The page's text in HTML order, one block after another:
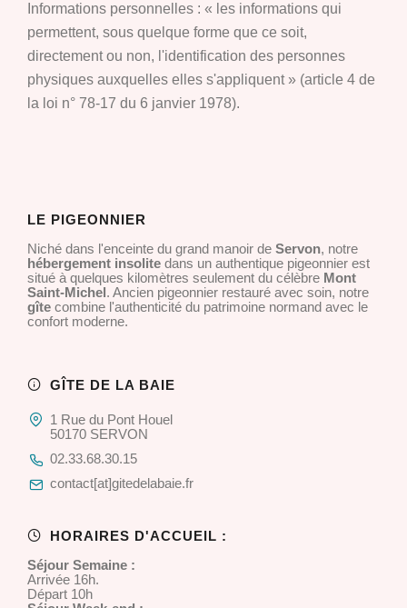
Informations personnelles : « les informations qui
permettent, sous quelque forme que ce soit,
directement ou non, l'identification des personnes
physiques auxquelles elles s'appliquent » (article 4 de
la loi n° 78-17 du 6 janvier 1978).
LE PIGEONNIER
Niché dans l'enceinte du grand manoir de Servon, notre
hébergement insolite dans un authentique pigeonnier est
situé à quelques kilomètres seulement du célèbre Mont
Saint-Michel. Ancien pigeonnier restauré avec soin, notre
gîte combine l'authenticité du patrimoine normand avec le
confort moderne.
GÎTE DE LA BAIE
1 Rue du Pont Houel
50170 SERVON
02.33.68.30.15
contact[at]gitedelabaie.fr
HORAIRES D'ACCUEIL :
Séjour Semaine :
Arrivée 16h.
Départ 10h